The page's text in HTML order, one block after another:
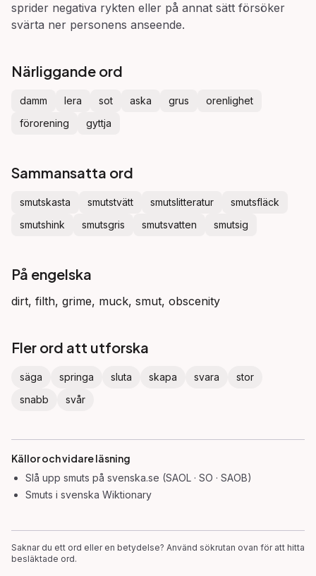
sprider negativa rykten eller på annat sätt försöker
svärta ner personens anseende.
Närliggande ord
damm lera sot aska grus
orenlighet
förorening
gyttja
Sammansatta ord
smutskasta smutstvätt smutslitteratur
smutsfläck
smutshink
smutsgris smutsvatten smutsig
På engelska
dirt, filth, grime, muck, smut, obscenity
Fler ord att utforska
säga springa sluta skapa svara
stor
snabb
svår
Källor och vidare läsning
Slå upp smuts på svenska.se (SAOL · SO · SAOB)
Smuts i svenska Wiktionary
Saknar du ett ord eller en betydelse? Använd sökrutan ovan för att hitta
besläktade ord.